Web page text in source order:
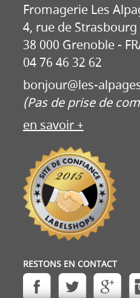
Fromagerie Les
4, rue de Strasbourg
38 000 Grenoble -
04 76 46 32 62
bonjour@les-
(Pas de prise de
en savoir +
RESTONS EN CONTACT